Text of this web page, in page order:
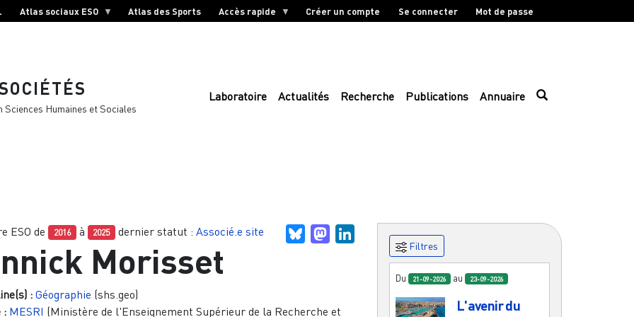
Atlas sociaux ESO Atlas des Sports Accès rapide Créer un compte Se connecter Mot de passe
Humaines et Sociales
Laboratoire Actualités Recherche Publications Annuaire
BlueskyMastodonLinkedIn
ESO de 2016 à 2025 dernier statut :Associé.e site
Morisset
: Géographie (shs.geo)
: MESRI (Ministère de l'Enseignement Supérieur de la Recherche et
Filtres
Du 21-09-2026 au 23-09-2026
L'avenir du